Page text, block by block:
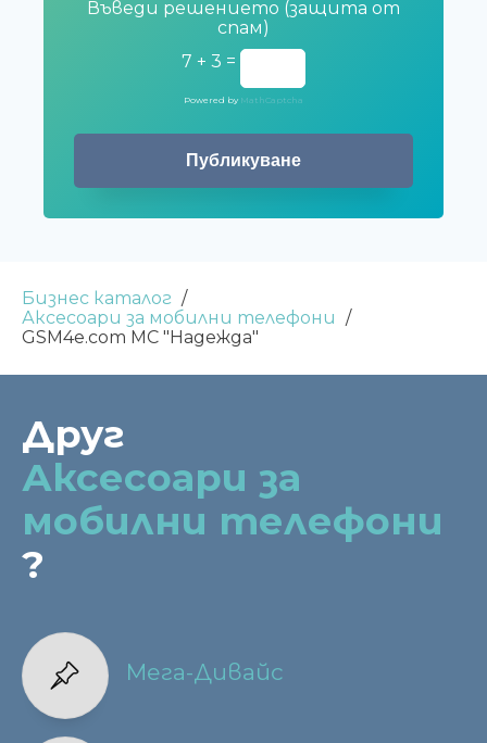
Въведи решението (защита от
спам)
7 + 3 =
Powered by MathCaptcha
Бизнес каталог
Аксесоари за мобилни телефони
GSM4e.com МС "Надежда"
Друг
Аксесоари за
мобилни телефони
?
Мега-Дивайс